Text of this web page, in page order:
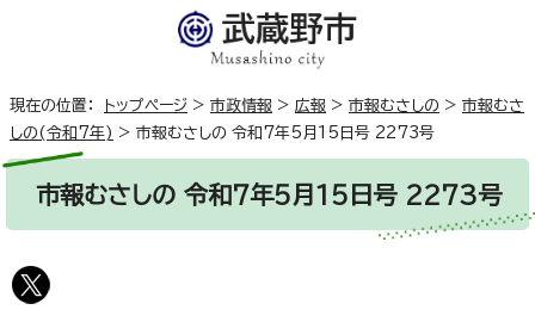
現在の位置： トップページ > 市政情報 > 広報 > 市報むさしの > 市報むさ
しの(令和7年) > 市報むさしの 令和7年5月15日号 2273号
市報むさしの 令和7年5月15日号 2273号